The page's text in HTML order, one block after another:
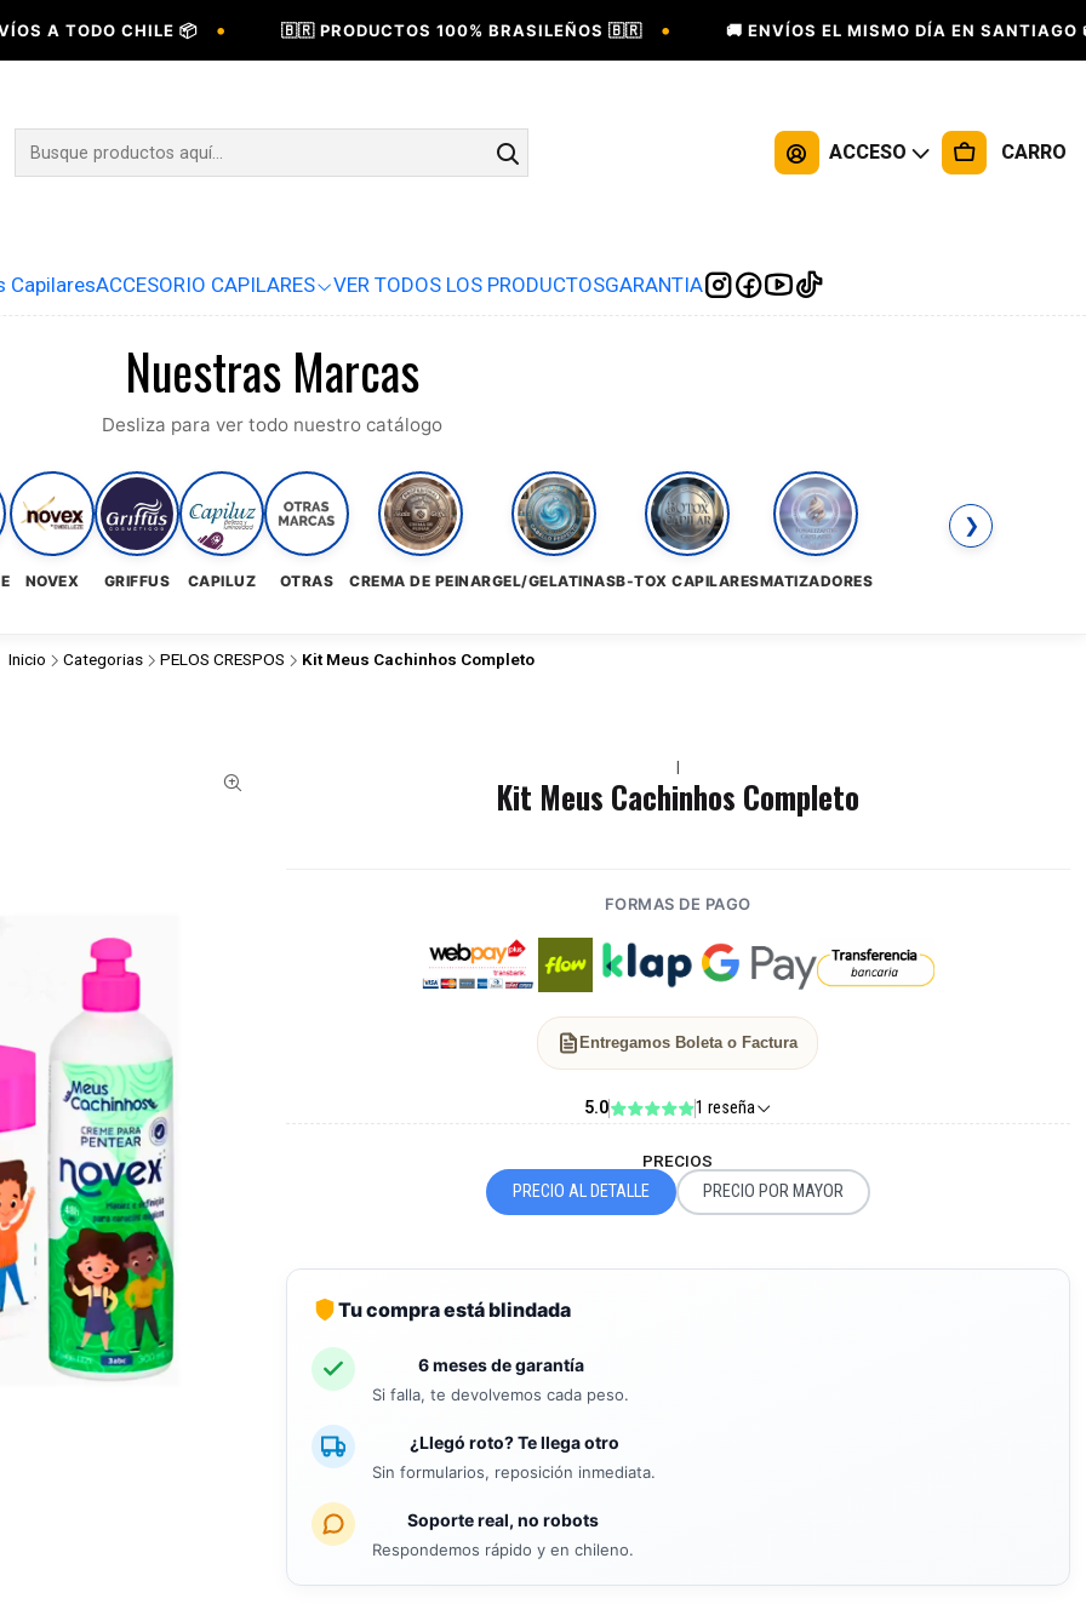
CHILE 📦 • 🇧🇷 PRODUCTOS 100% BRASILEÑOS 🇧🇷 • 🚚 ENVÍOS EL MISMO DÍA EN SANTIAGO 🚚 •
ACCESO CARRO
CapilaresACCESORIO CAPILARES VER TODOS LOS PRODUCTOSGARANTIA
Nuestras Marcas
Desliza para ver todo nuestro catálogo
NOVEX GRIFFUS CAPILUZ OTRAS CREMA DE PEINARGEL/GELATINASB-TOX CAPILARESMATIZADORES
❯
Inicio Categorias PELOS CRESPOS Kit Meus Cachinhos Completo
|
Kit Meus Cachinhos Completo
FORMAS DE PAGO
Entregamos Boleta o Factura
5.0 1 reseña
PRECIOS
PRECIO AL DETALLE PRECIO POR MAYOR
Tu compra está blindada
6 meses de garantía
Si falla, te devolvemos cada peso.
¿Llegó roto? Te llega otro
Sin formularios, reposición inmediata.
Soporte real, no robots
Respondemos rápido y en chileno.